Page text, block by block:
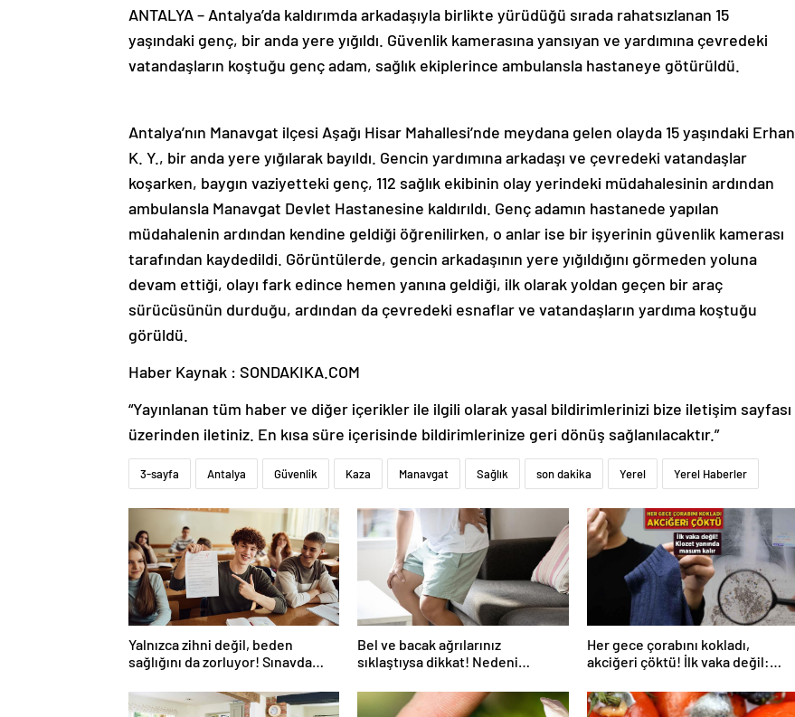
ANTALYA – Antalya’da kaldırımda arkadaşıyla birlikte yürüdüğü sırada rahatsızlanan 15
yaşındaki genç, bir anda yere yığıldı. Güvenlik kamerasına yansıyan ve yardımına çevredeki
vatandaşların koştuğu genç adam, sağlık ekiplerince ambulansla hastaneye götürüldü.
Antalya’nın Manavgat ilçesi Aşağı Hisar Mahallesi’nde meydana gelen olayda 15 yaşındaki Erhan
K. Y., bir anda yere yığılarak bayıldı. Gencin yardımına arkadaşı ve çevredeki vatandaşlar
koşarken, baygın vaziyetteki genç, 112 sağlık ekibinin olay yerindeki müdahalesinin ardından
ambulansla Manavgat Devlet Hastanesine kaldırıldı. Genç adamın hastanede yapılan
müdahalenin ardından kendine geldiği öğrenilirken, o anlar ise bir işyerinin güvenlik kamerası
tarafından kaydedildi. Görüntülerde, gencin arkadaşının yere yığıldığını görmeden yoluna
devam ettiği, olayı fark edince hemen yanına geldiği, ilk olarak yoldan geçen bir araç
sürücüsünün durduğu, ardından da çevredeki esnaflar ve vatandaşların yardıma koştuğu
görüldü.
Haber Kaynak : SONDAKIKA.COM
“Yayınlanan tüm haber ve diğer içerikler ile ilgili olarak yasal bildirimlerinizi bize iletişim sayfası
üzerinden iletiniz. En kısa süre içerisinde bildirimlerinize geri dönüş sağlanılacaktır.”
3-sayfa Antalya Güvenlik Kaza Manavgat Sağlık son dakika Yerel Yerel Haberler
Yalnızca zihni değil, beden
sağlığını da zorluyor! Sınavda
Bel ve bacak ağrılarınız
sıklaştıysa dikkat! Nedeni
Her gece çorabını kokladı,
akciğeri çöktü! İlk vaka değil: